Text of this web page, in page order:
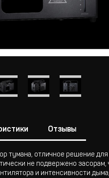
Отзывы
тумана, отличное решение
не подвержено
и интенсивности